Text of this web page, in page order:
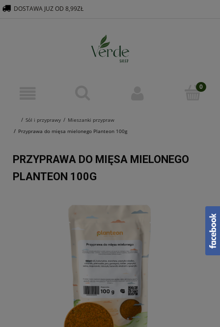
Sól i przyprawy
Mieszanki przypraw
Przyprawa do mięsa mielonego Planteon 100g
DOSTAWA JUZ OD 8,99ZŁ
PRZYPRAWA DO MIĘSA MIELONEGO
PLANTEON 100G